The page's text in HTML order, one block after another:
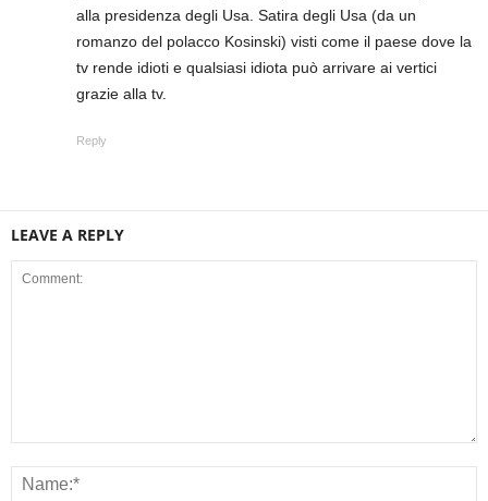
alla presidenza degli Usa. Satira degli Usa (da un
romanzo del polacco Kosinski) visti come il paese dove la
tv rende idioti e qualsiasi idiota può arrivare ai vertici
grazie alla tv.
Reply
LEAVE A REPLY